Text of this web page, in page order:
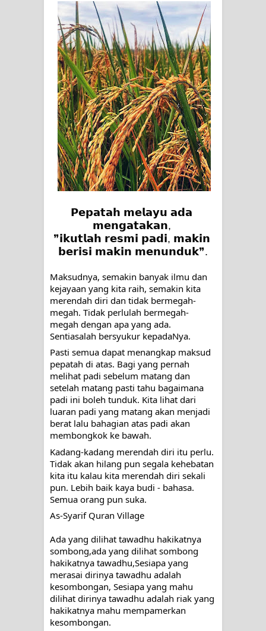
SIRHINDI)
Wusul kepada Allah
Hati dan dua sayap
MUKASYAFAH MENURUT AHL AL-
SUNNAH WAL JAMA'AH: BUKAN
SEKADAR MELIHAT, TETAPI
MENGENAL DIRI
TASAWWUF*
Syahadat… tapi belum benar-benar
KISAH WALI SUFI, YANG BACAAN
SURAT AL-FATIHAHNYA TIDAK
PADANYA
SHAYKH TAREKAT ATAU TUKANG
SIHIR? JANGAN MUDAH
MUDAH MENGHUKUM
DI TANGAN MURSYID, CINTA
MENEMUKAN JALAN PULANG
RAWATAN TAREKAT: APABILA
ALLAH MENYEMBUHKAN HATI, JIWA
TURUT MENJADI KUAT
TASAWUF: BUKAN AJARAN PELIK,
𝗣𝗲𝗽𝗮𝘁𝗮𝗵 𝗺𝗲𝗹𝗮𝘆𝘂 𝗮𝗱𝗮
𝗺𝗲𝗻𝗴𝗮𝘁𝗮𝗸𝗮𝗻,
❞𝗶𝗸𝘂𝘁𝗹𝗮𝗵 𝗿𝗲𝘀𝗺𝗶 𝗽𝗮𝗱𝗶, 𝗺𝗮𝗸𝗶𝗻
𝗯𝗲𝗿𝗶𝘀𝗶 𝗺𝗮𝗸𝗶𝗻 𝗺𝗲𝗻𝘂𝗻𝗱𝘂𝗸❞.
Maksudnya, semakin banyak ilmu dan
kejayaan yang kita raih, semakin kita
merendah diri dan tidak bermegah-
megah. Tidak perlulah bermegah-
megah dengan apa yang ada.
Sentiasalah bersyukur kepadaNya.
Pasti semua dapat menangkap maksud
pepatah di atas. Bagi yang pernah
melihat padi sebelum matang dan
setelah matang pasti tahu bagaimana
padi ini boleh tunduk. Kita lihat dari
luaran padi yang matang akan menjadi
berat lalu bahagian atas padi akan
membongkok ke bawah.
Kadang-kadang merendah diri itu perlu.
Tidak akan hilang pun segala kehebatan
kita itu kalau kita merendah diri sekali
pun. Lebih baik kaya budi - bahasa.
Semua orang pun suka.
As-Syarif Quran Village
Ada yang dilihat tawadhu hakikatnya
sombong,ada yang dilihat sombong
hakikatnya tawadhu,Sesiapa yang
merasai dirinya tawadhu adalah
dilihat dirinya tawadhu adalah riak yang
hakikatnya mahu mempamerkan
kesombongan.